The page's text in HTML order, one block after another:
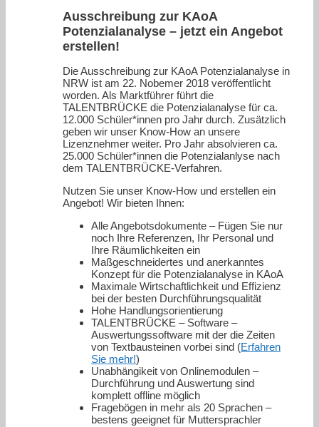
Ausschreibung zur KAoA
Potenzialanalyse – jetzt ein Angebot
erstellen!
Die Ausschreibung zur KAoA Potenzialanalyse in
NRW ist am 22. Nobemer 2018 veröffentlicht
worden. Als Marktführer führt die
TALENTBRÜCKE die Potenzialanalyse für ca.
12.000 Schüler*innen pro Jahr durch. Zusätzlich
geben wir unser Know-How an unsere
Lizenznehmer weiter. Pro Jahr absolvieren ca.
25.000 Schüler*innen die Potenzialanlyse nach
dem TALENTBRÜCKE-Verfahren.
Nutzen Sie unser Know-How und erstellen ein
Angebot! Wir bieten Ihnen:
Alle Angebotsdokumente – Fügen Sie nur
noch Ihre Referenzen, Ihr Personal und
Ihre Räumlichkeiten ein
Maßgeschneidertes und anerkanntes
Konzept für die Potenzialanalyse in KAoA
Maximale Wirtschaftlichkeit und Effizienz
bei der besten Durchführungsqualität
Hohe Handlungsorientierung
TALENTBRÜCKE – Software –
Auswertungssoftware mit der die Zeiten
von Textbausteinen vorbei sind (Erfahren
Sie mehr!)
Unabhängikeit von Onlinemodulen –
Durchführung und Auswertung sind
komplett offline möglich
Fragebögen in mehr als 20 Sprachen –
bestens geeignet für Muttersprachler